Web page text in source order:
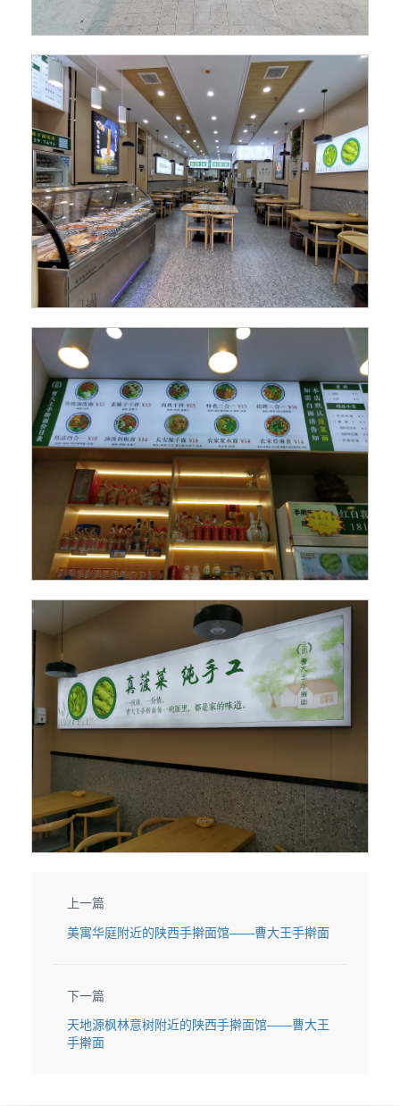
上一篇
美寓华庭附近的陕西手擀面馆——曹大王手擀面
下一篇
天地源枫林意树附近的陕西手擀面馆——曹大王
手擀面